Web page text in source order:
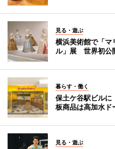
見る・遊ぶ
横浜美術館で「マ
ル」展 世界初公
暮らす・働く
保土ケ谷駅ビル
板商品は高加水ド
見る・遊ぶ